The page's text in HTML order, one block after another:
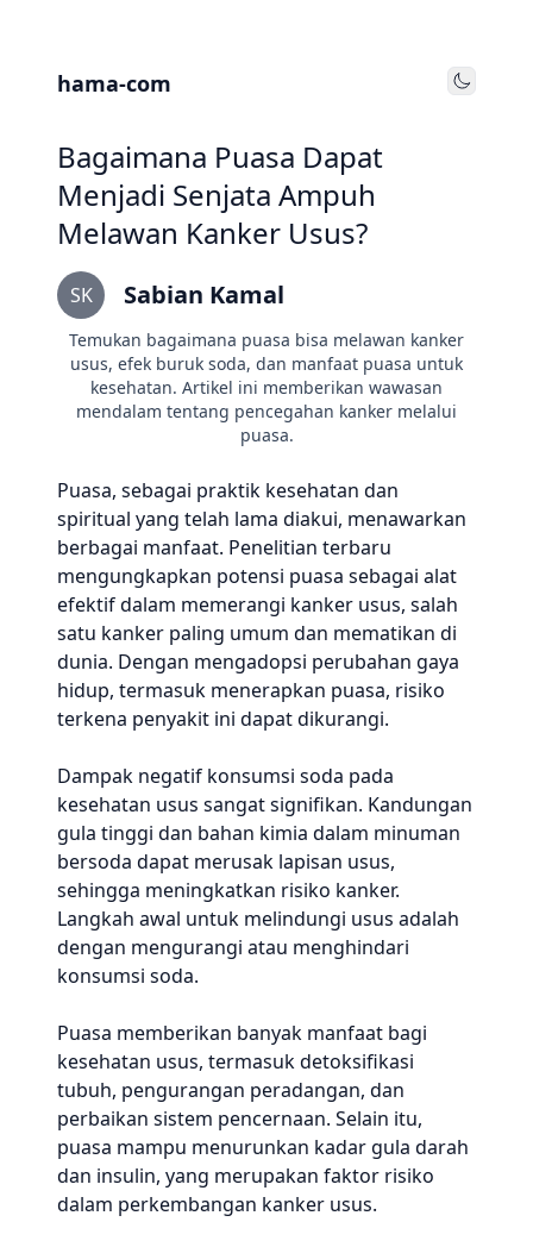
hama-com Toggle
Bagaimana Puasa Dapat
Menjadi Senjata Ampuh
Melawan Kanker Usus?
SK Sabian Kamal
Temukan bagaimana puasa bisa melawan kanker
usus, efek buruk soda, dan manfaat puasa untuk
kesehatan. Artikel ini memberikan wawasan
mendalam tentang pencegahan kanker melalui
puasa.
Puasa, sebagai praktik kesehatan dan
spiritual yang telah lama diakui, menawarkan
berbagai manfaat. Penelitian terbaru
mengungkapkan potensi puasa sebagai alat
efektif dalam memerangi kanker usus, salah
satu kanker paling umum dan mematikan di
dunia. Dengan mengadopsi perubahan gaya
hidup, termasuk menerapkan puasa, risiko
terkena penyakit ini dapat dikurangi.
Dampak negatif konsumsi soda pada
kesehatan usus sangat signifikan. Kandungan
gula tinggi dan bahan kimia dalam minuman
bersoda dapat merusak lapisan usus,
sehingga meningkatkan risiko kanker.
Langkah awal untuk melindungi usus adalah
dengan mengurangi atau menghindari
konsumsi soda.
Puasa memberikan banyak manfaat bagi
kesehatan usus, termasuk detoksifikasi
tubuh, pengurangan peradangan, dan
perbaikan sistem pencernaan. Selain itu,
puasa mampu menurunkan kadar gula darah
dan insulin, yang merupakan faktor risiko
dalam perkembangan kanker usus.